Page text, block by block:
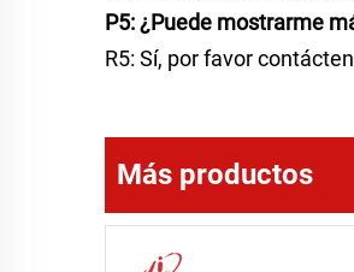
P5: ¿Puede mostrarme
R5: Sí, por favor
Más productos